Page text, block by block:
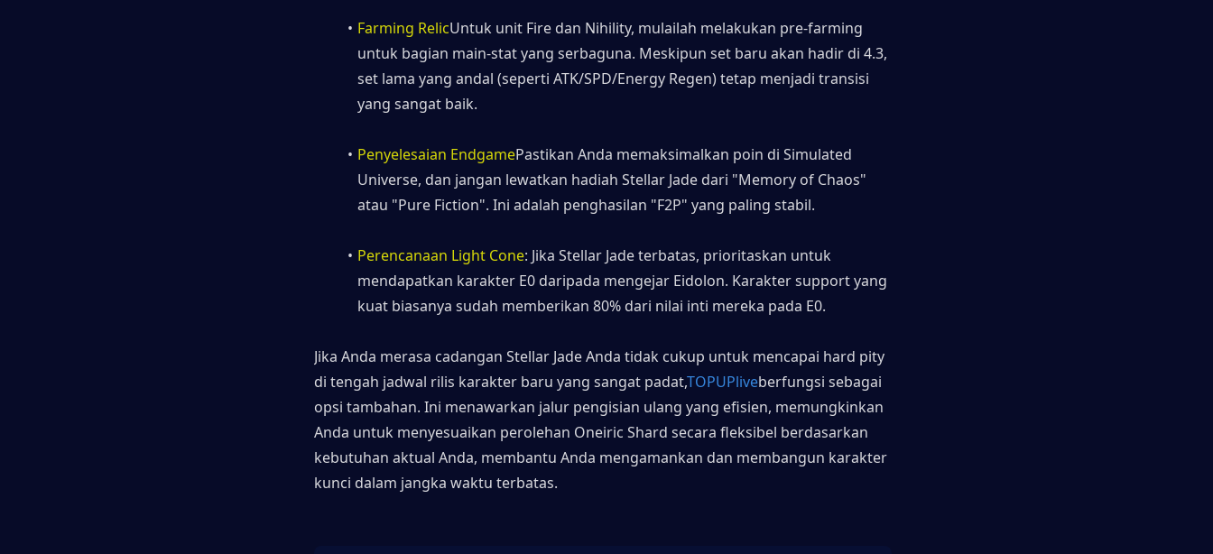
Farming RelicUntuk unit Fire dan Nihility, mulailah melakukan pre-farming
untuk bagian main-stat yang serbaguna. Meskipun set baru akan hadir di 4.3,
set lama yang andal (seperti ATK/SPD/Energy Regen) tetap menjadi transisi
yang sangat baik.
Penyelesaian EndgamePastikan Anda memaksimalkan poin di Simulated
Universe, dan jangan lewatkan hadiah Stellar Jade dari "Memory of Chaos"
atau "Pure Fiction". Ini adalah penghasilan "F2P" yang paling stabil.
Perencanaan Light Cone: Jika Stellar Jade terbatas, prioritaskan untuk
mendapatkan karakter E0 daripada mengejar Eidolon. Karakter support yang
kuat biasanya sudah memberikan 80% dari nilai inti mereka pada E0.
Jika Anda merasa cadangan Stellar Jade Anda tidak cukup untuk mencapai hard pity
di tengah jadwal rilis karakter baru yang sangat padat,TOPUPliveberfungsi sebagai
opsi tambahan. Ini menawarkan jalur pengisian ulang yang efisien, memungkinkan
Anda untuk menyesuaikan perolehan Oneiric Shard secara fleksibel berdasarkan
kebutuhan aktual Anda, membantu Anda mengamankan dan membangun karakter
kunci dalam jangka waktu terbatas.